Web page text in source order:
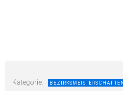
Kategorie: BEZIRKSMEISTERSCHAFTEN